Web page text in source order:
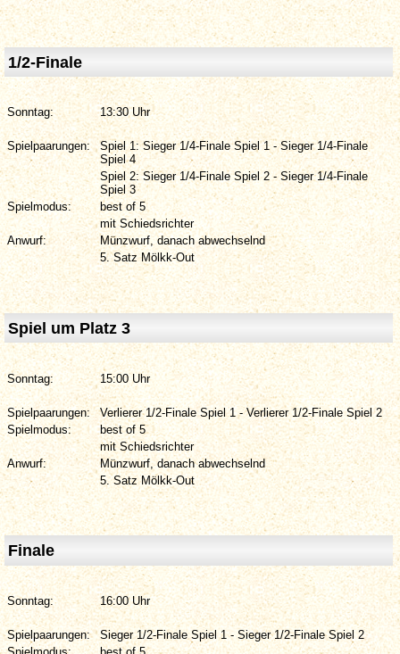
1/2-Finale
Sonntag: 13:30 Uhr
Spielpaarungen:
Spiel 1: Sieger 1/4-Finale Spiel 1 - Sieger 1/4-Finale
Spiel 4
Spiel 2: Sieger 1/4-Finale Spiel 2 - Sieger 1/4-Finale
Spiel 3
Spielmodus:
best of 5
mit Schiedsrichter
Anwurf:
Münzwurf, danach abwechselnd
5. Satz Mölkk-Out
Spiel um Platz 3
Sonntag: 15:00 Uhr
Spielpaarungen:
Verlierer 1/2-Finale Spiel 1 - Verlierer 1/2-Finale Spiel 2
Spielmodus:
best of 5
mit Schiedsrichter
Anwurf:
Münzwurf, danach abwechselnd
5. Satz Mölkk-Out
Finale
Sonntag: 16:00 Uhr
Spielpaarungen:
Sieger 1/2-Finale Spiel 1 - Sieger 1/2-Finale Spiel 2